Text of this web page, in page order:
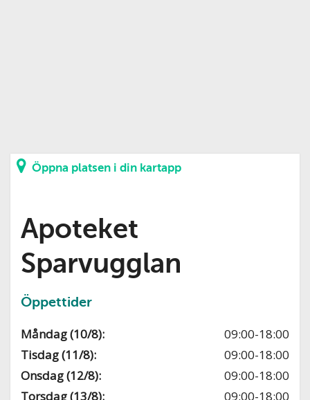
Öppna platsen i din kartapp
Apoteket
Sparvugglan
Öppettider
Måndag (10/8):
09:00-18:00
Tisdag (11/8):
09:00-18:00
Onsdag (12/8):
09:00-18:00
Torsdag (13/8):
09:00-18:00